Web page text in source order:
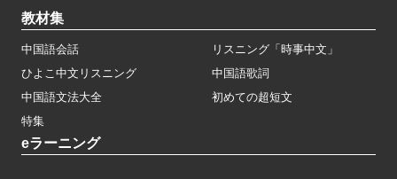
教材集
中国語会話
リスニング「時事中文」
ひよこ中文リスニング
中国語歌詞
中国語文法大全
初めての超短文
特集
eラーニング